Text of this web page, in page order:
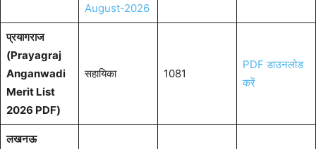
August-2026
प्रयागराज
(Prayagraj
Anganwadi
Merit List
2026 PDF)
सहायिका 1081
PDF डाउनलोड
करें
लखनऊ